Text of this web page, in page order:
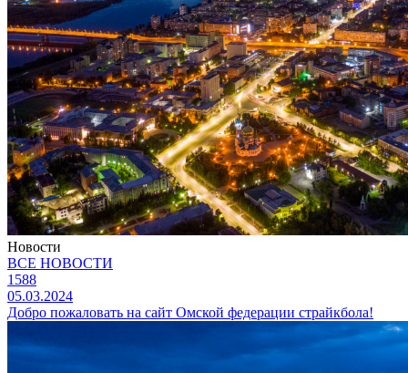
Новости
ВСЕ НОВОСТИ
1588
05.03.2024
Добро пожаловать на сайт Омской федерации страйкбола!